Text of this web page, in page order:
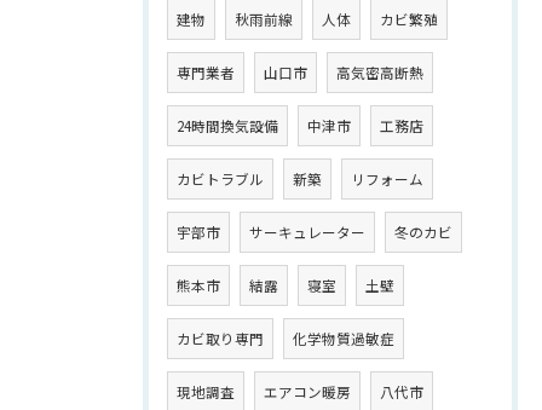
建物 秋雨前線 人体 カビ繁殖
専門業者 山口市 高気密高断熱
24時間換気設備 中津市 工務店
カビトラブル 新築 リフォーム
宇部市 サーキュレーター 冬のカビ
熊本市 結露 寝室 土壁
カビ取り専門 化学物質過敏症
現地調査 エアコン暖房 八代市